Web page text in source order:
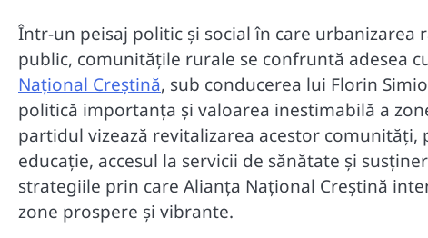
Într-un peisaj politic și social în care
public, comunitățile rurale se confruntă adesea
Național Creștină, sub conducerea lui Florin
politică importanța și valoarea inestimabilă a
partidul vizează revitalizarea acestor
educație, accesul la servicii de sănătate și
strategiile prin care Alianța Național Creștină
zone prospere și vibrante.